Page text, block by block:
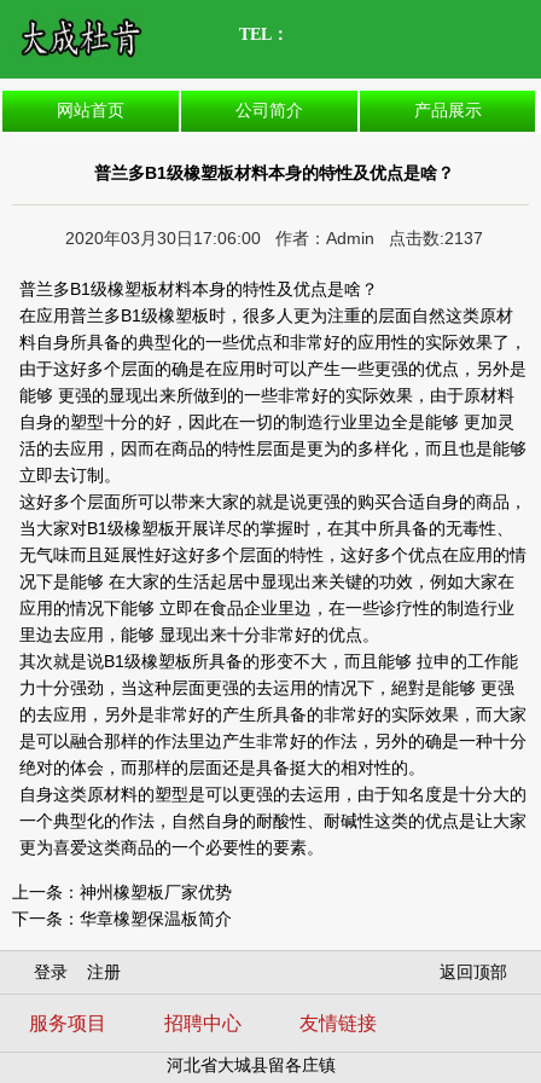
TEL：
网站首页 公司简介 产品展示
普兰多B1级橡塑板​材料本身的特性及优点是啥？
2020年03月30日17:06:00 作者：Admin 点击数:2137
普兰多B1级橡塑板材料本身的特性及优点是啥？
在应用普兰多B1级橡塑板时，很多人更为注重的层面自然这类原材
料自身所具备的典型化的一些优点和非常好的应用性的实际效果了，
由于这好多个层面的确是在应用时可以产生一些更强的优点，另外是
能够 更强的显现出来所做到的一些非常好的实际效果，由于原材料
自身的塑型十分的好，因此在一切的制造行业里边全是能够 更加灵
活的去应用，因而在商品的特性层面是更为的多样化，而且也是能够
立即去订制。
这好多个层面所可以带来大家的就是说更强的购买合适自身的商品，
当大家对B1级橡塑板开展详尽的掌握时，在其中所具备的无毒性、
无气味而且延展性好这好多个层面的特性，这好多个优点在应用的情
况下是能够 在大家的生活起居中显现出来关键的功效，例如大家在
应用的情况下能够 立即在食品企业里边，在一些诊疗性的制造行业
里边去应用，能够 显现出来十分非常好的优点。
其次就是说B1级橡塑板所具备的形变不大，而且能够 拉申的工作能
力十分强劲，当这种层面更强的去运用的情况下，絕對是能够 更强
的去应用，另外是非常好的产生所具备的非常好的实际效果，而大家
是可以融合那样的作法里边产生非常好的作法，另外的确是一种十分
绝对的体会，而那样的层面还是具备挺大的相对性的。
自身这类原材料的塑型是可以更强的去运用，由于知名度是十分大的
一个典型化的作法，自然自身的耐酸性、耐碱性这类的优点是让大家
更为喜爱这类商品的一个必要性的要素。
上一条： 神州橡塑板厂家优势
下一条： 华章橡塑保温板简介
登录 注册 返回顶部
服务项目 招聘中心 友情链接
河北省大城县留各庄镇